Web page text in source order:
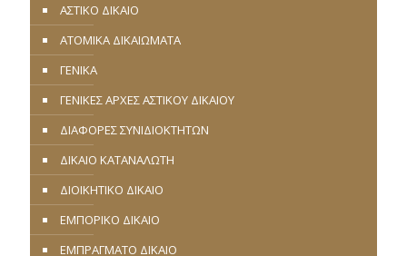
ΑΣΤΙΚΟ ΔΙΚΑΙΟ
ΑΤΟΜΙΚΑ ΔΙΚΑΙΩΜΑΤΑ
ΓΕΝΙΚΑ
ΓΕΝΙΚΕΣ ΑΡΧΕΣ ΑΣΤΙΚΟΥ ΔΙΚΑΙΟΥ
ΔΙΑΦΟΡΕΣ ΣΥΝΙΔΙΟΚΤΗΤΩΝ
ΔΙΚΑΙΟ ΚΑΤΑΝΑΛΩΤΗ
ΔΙΟΙΚΗΤΙΚΟ ΔΙΚΑΙΟ
ΕΜΠΟΡΙΚΟ ΔΙΚΑΙΟ
ΕΜΠΡΑΓΜΑΤΟ ΔΙΚΑΙΟ